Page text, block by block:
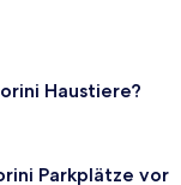
Haustiere?
Parkplätze vor